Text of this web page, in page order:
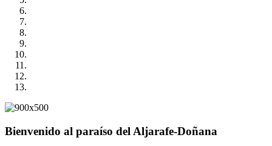
Bienvenido al paraíso del Aljarafe-Doñana